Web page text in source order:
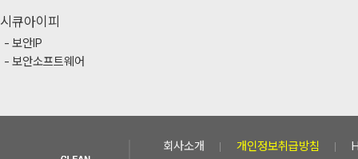
시큐아이피
보안IP
보안소프트웨어
회사소개 개인정보취급방침